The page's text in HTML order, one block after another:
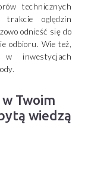
technicznych
oględzin
odnieść się do
odbioru. Wie też,
inwestycjach
Twoim
wiedzą